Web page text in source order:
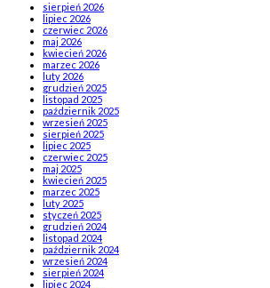
sierpień 2026
lipiec 2026
czerwiec 2026
maj 2026
kwiecień 2026
marzec 2026
luty 2026
grudzień 2025
listopad 2025
październik 2025
wrzesień 2025
sierpień 2025
lipiec 2025
czerwiec 2025
maj 2025
kwiecień 2025
marzec 2025
luty 2025
styczeń 2025
grudzień 2024
listopad 2024
październik 2024
wrzesień 2024
sierpień 2024
lipiec 2024